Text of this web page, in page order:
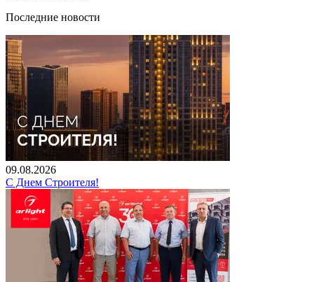
Последние новости
09.08.2026
С Днем Строителя!